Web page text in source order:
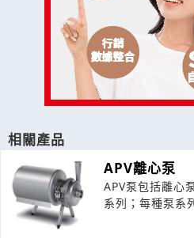
相關產品
APV離心泵
APV泵包括離心
系列；每種泵系